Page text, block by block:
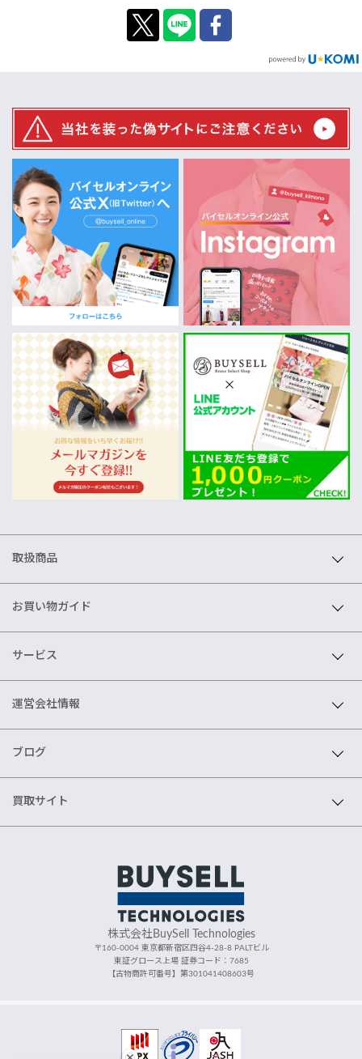
取扱商品
お買い物ガイド
サービス
運営会社情報
ブログ
買取サイト
株式会社BuySell Technologies
〒160-0004 東京都新宿区四谷4-28-8 PALTビル
東証グロース上場 証券コード：7685
【古物商許可番号】第301041408603号